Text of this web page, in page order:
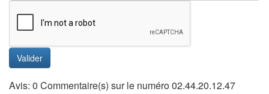
Valider
Avis: 0 Commentaire(s) sur le numéro 02.44.20.12.47